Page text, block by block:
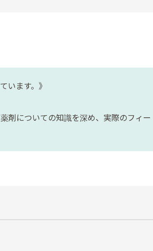
います。》
剤についての知識を深め、実際のフィー